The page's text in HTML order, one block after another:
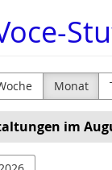
Monat
im